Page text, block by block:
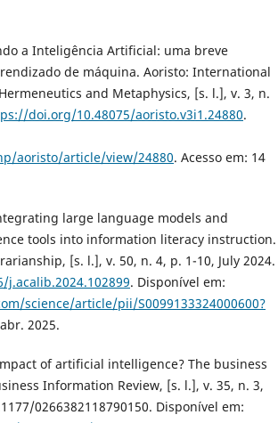
a Inteligência Artificial: uma breve
de máquina. Aoristo: International
and Metaphysics, [s. l.], v. 3, n.
doi.org/10.48075/aoristo.v3i1.24880.
aoristo/article/view/24880. Acesso em: 14
Integrating large language models and
tools into information literacy instruction.
[s. l.], v. 50, n. 4, p. 1-10, July 2024.
. Disponível em:
science/article/pii/S0099133324000600?
2025.
of artificial intelligence? The business
Information Review, [s. l.], v. 35, n. 3,
0266382118790150. Disponível em: